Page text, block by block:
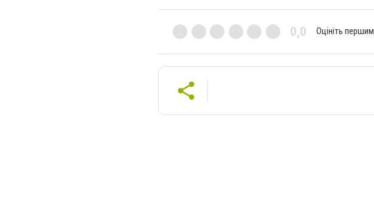
0,0 Оцініть першим